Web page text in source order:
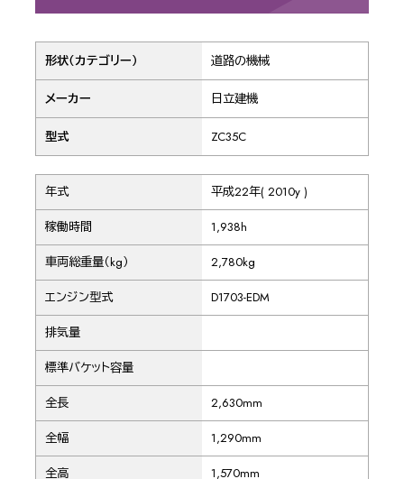
形状（カテゴリー） 道路の機械
メーカー 日立建機
型式 ZC35C
年式 平成22年( 2010y )
稼働時間 1,938h
車両総重量（kg） 2,780kg
エンジン型式 D1703-EDM
排気量
標準バケット容量
全長 2,630mm
全幅 1,290mm
全高 1,570mm